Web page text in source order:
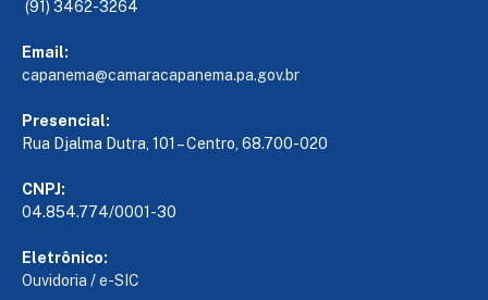
(91) 3462-3264
Email:
capanema@camaracapanema.pa.gov.br
Presencial:
Rua Djalma Dutra, 101 – Centro, 68.700-020
CNPJ:
04.854.774/0001-30
Eletrônico:
Ouvidoria /e-SIC